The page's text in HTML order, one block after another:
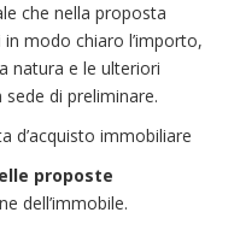
che nella proposta
modo chiaro l’importo,
natura e le ulteriori
di preliminare.
d’acquisto immobiliare
proposte
dell’immobile.